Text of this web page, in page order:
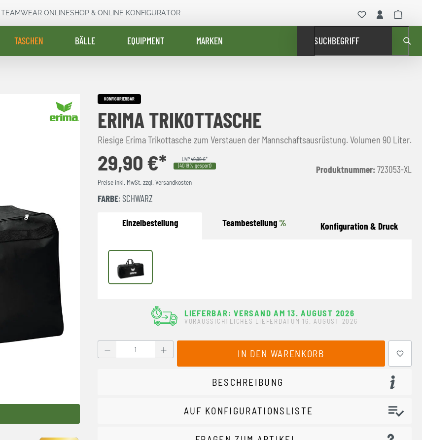
TEAMWEAR ONLINESHOP & ONLINE KONFIGURATOR
TASCHEN BÄLLE EQUIPMENT MARKEN SUCHBEGRIFF
KONFIGURIERBAR
ERIMA TRIKOTTASCHE
Riesige Erima Trikottasche zum Verstauen der Mannschaftsausrüstung. Volumen 90 Liter.
29,90 €* UVP49,99 €*
(40.19% gespart)
Preise inkl. MwSt. zzgl. Versandkosten
Produktnummer: 723053-XL
FARBE: SCHWARZ
Einzelbestellung Teambestellung % Konfiguration & Druck
schwarz
LIEFERBAR: VERSAND AM 13. AUGUST 2026
VORAUSSICHTLICHES LIEFERDATUM 16. AUGUST 2026
Produkt Anzahl: Gib den gewünschten Wert ein oder benutze die Schaltflächen
IN DEN WARENKORB
BESCHREIBUNG
AUF KONFIGURATIONSLISTE